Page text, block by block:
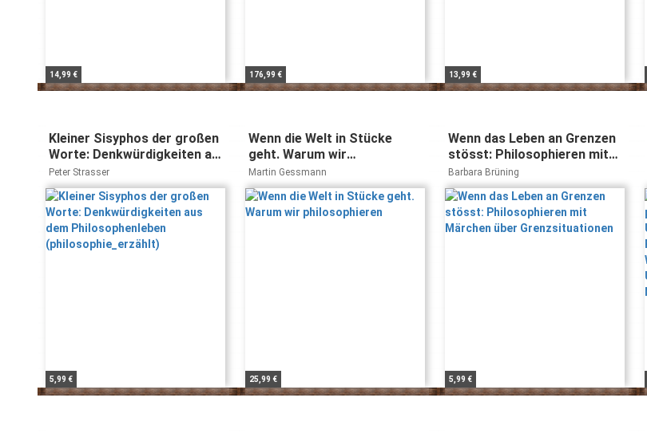
14,99 € 176,99 € 13,99 €
Kleiner Sisyphos der großen
Worte: Denkwürdigkeiten aus
dem Philosophenleben
(philosophie_erzählt)
Peter Strasser
5,99 €
Wenn die Welt in Stücke
geht. Warum wir
philosophieren
Martin Gessmann
25,99 €
Wenn das Leben an Grenzen
stösst: Philosophieren mit
Märchen über
Grenzsituationen
Barbara Brüning
5,99 €